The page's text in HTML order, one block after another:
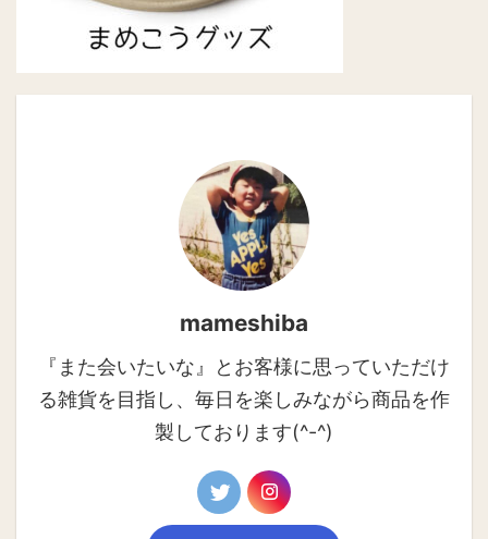
mameshiba
『また会いたいな』とお客様に思っていただけ
る雑貨を目指し、毎日を楽しみながら商品を作
製しております(^-^)